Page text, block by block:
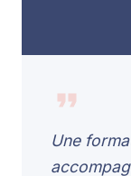
Une